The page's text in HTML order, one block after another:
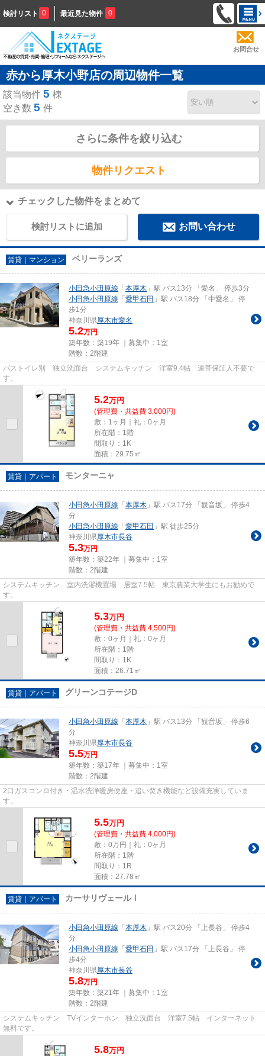
検討リスト 0 最近見た物件 0
お問合せ
赤から厚木小野店の周辺物件一覧
該当物件 5 棟
空き数 5 件
さらに条件を絞り込む
物件リクエスト
チェックした物件をまとめて
検討リストに追加 お問い合わせ
賃貸｜マンション ベリーランズ
小田急小田原線 「本厚木 」駅 バス13分 「愛名」 停歩3分
小田急小田原線 「愛甲石田 」駅 バス18分 「中愛名」 停
歩1分
神奈川県厚木市愛名
5.2万円
築年数：築19年 ｜募集中： 1室
階数：2階建
バストイレ別 独立洗面台 システムキッチン 洋室9.4帖 連帯保証人不要で
す。
5.2万円
(管理費・共益費 3,000円)
敷：1ヶ月｜礼：0ヶ月
所在階：1階
間取り：1K
面積：29.75㎡
賃貸｜アパート モンターニャ
小田急小田原線 「本厚木 」駅 バス17分 「観音坂」 停歩4
分
小田急小田原線 「愛甲石田 」駅 徒歩25分
神奈川県厚木市長谷
5.3万円
築年数：築22年 ｜募集中： 1室
階数：2階建
システムキッチン 室内洗濯機置場 居室7.5帖 東京農業大学生にもお勧めで
す。
5.3万円
(管理費・共益費 4,500円)
敷：0ヶ月｜礼：0ヶ月
所在階：1階
間取り：1K
面積：26.71㎡
賃貸｜アパート グリーンコテージD
小田急小田原線 「本厚木 」駅 バス13分 「観音坂」 停歩6
分
神奈川県厚木市長谷
5.5万円
築年数：築17年 ｜募集中： 1室
階数：2階建
2口ガスコンロ付き・温水洗浄暖房便座・追い焚き機能など設備充実していま
す。
5.5万円
(管理費・共益費 4,000円)
敷：0万円｜礼：0ヶ月
所在階：1階
間取り：1R
面積：27.78㎡
賃貸｜アパート カーサリヴェールⅠ
小田急小田原線 「本厚木 」駅 バス20分 「上長谷」 停歩4
分
小田急小田原線 「愛甲石田 」駅 バス17分 「上長谷」 停
歩4分
神奈川県厚木市長谷
5.8万円
築年数：築21年 ｜募集中： 1室
階数：2階建
システムキッチン TVインターホン 独立洗面台 洋室7.5帖 インターネット
無料です。
5.8万円